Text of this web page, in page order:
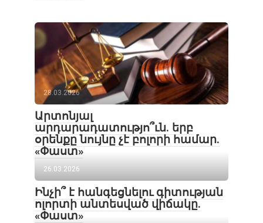
28.03.2026
Արտոնյալ
արդարադատությո՞ւն. երբ
օրենքը նույնը չէ բոլորի համար.
«Փաստ»
26.03.2026
Ինչի՞ է հանգեցնելու գիտության
ոլորտի անտեսված վիճակը.
«Փաստ»